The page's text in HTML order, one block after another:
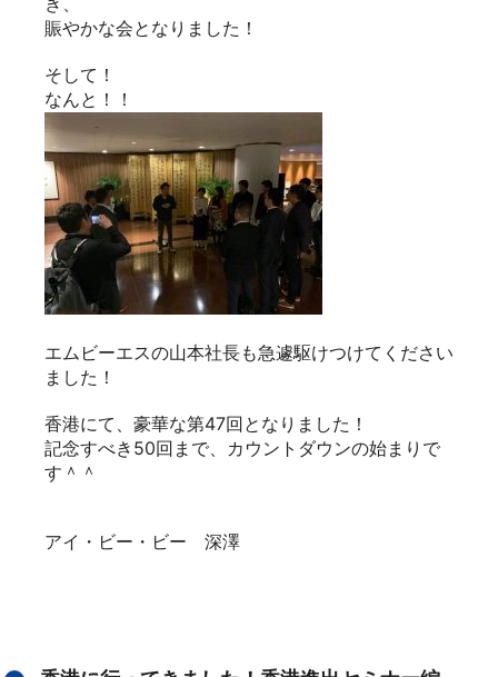
アイ・ビー・ビー 深澤
香港に行ってきました！香港進出セミナー編
11月22日からibbでは香港に行ってきました！
一緒に